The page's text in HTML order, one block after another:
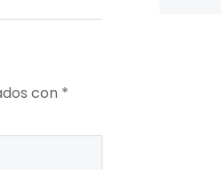
con *